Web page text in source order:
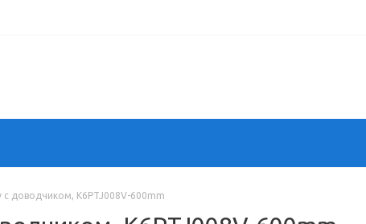
доводчиком, K6PTJ008V-600mm